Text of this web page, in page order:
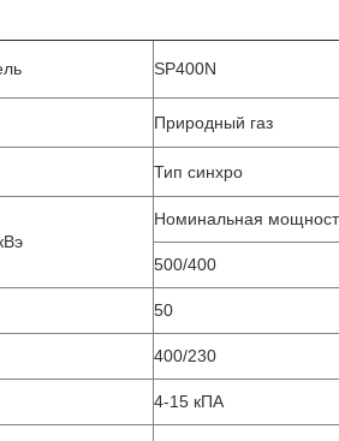
SP400N
Природный газ
Тип синхро
Номинальная
500/400
50
400/230
4-15 кПА